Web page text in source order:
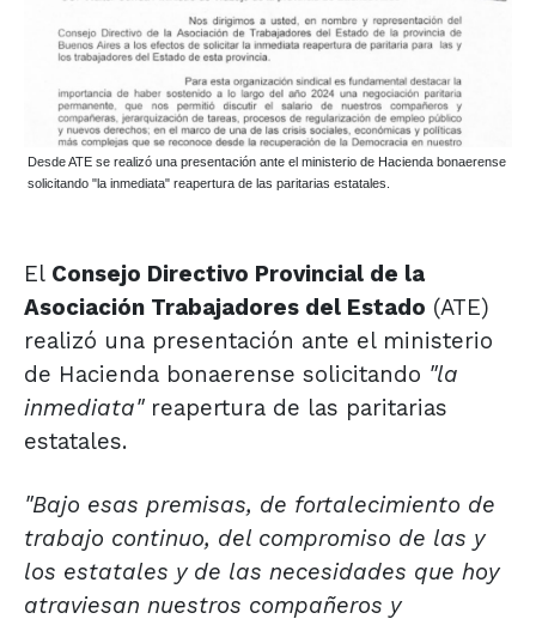
Desde ATE se realizó una presentación ante el ministerio de Hacienda bonaerense
solicitando "la inmediata" reapertura de las paritarias estatales.
El Consejo Directivo Provincial de la
Asociación Trabajadores del Estado (ATE)
realizó una presentación ante el ministerio
de Hacienda bonaerense solicitando "la
inmediata"reapertura de las paritarias
estatales.
"Bajo esas premisas, de fortalecimiento de
trabajo continuo, del compromiso de las y
los estatales y de las necesidades que hoy
atraviesan nuestros compañeros y